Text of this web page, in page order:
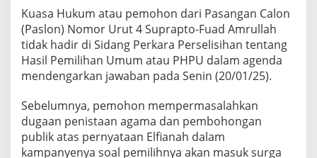
r
i
M
e
n
d
a
n
g
Kuasa Hukum atau pemohon dari Pasangan Calon
(Paslon) Nomor Urut 4 Suprapto-Fuad Amrullah
tidak hadir di Sidang Perkara Perselisihan tentang
Hasil Pemilihan Umum atau PHPU dalam agenda
mendengarkan jawaban pada Senin (20/01/25).
Sebelumnya, pemohon mempermasalahkan
dugaan penistaan agama dan pembohongan
publik atas pernyataan Elfianah dalam
kampanyenya soal pemilihnya akan masuk surga